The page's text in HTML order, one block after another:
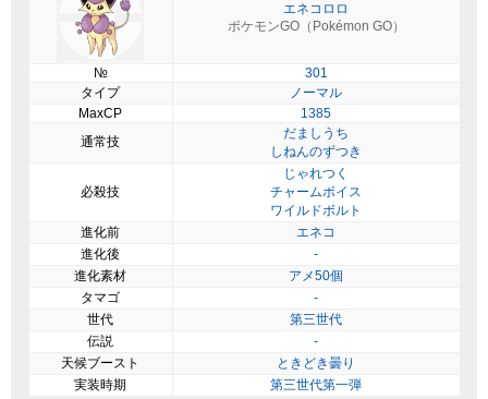
エネコロロ
ポケモンGO（Pokémon GO）
№
301
タイプ
ノーマル
MaxCP
1385
通常技
だましうち
しねんのずつき
必殺技
じゃれつく
チャームボイス
ワイルドボルト
進化前
エネコ
進化後
-
進化素材
アメ50個
タマゴ
-
世代
第三世代
伝説
-
天候ブースト
ときどき曇り
実装時期
第三世代第一弾